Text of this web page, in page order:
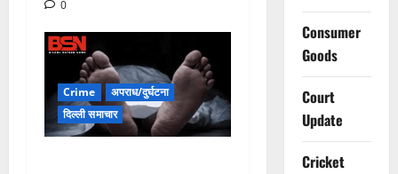
0
Crime
अपराध/दुर्घटना
दिल्ली समाचार
Consumer
Goods
Court
Update
Cricket